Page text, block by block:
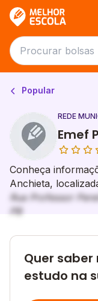
Popular
REDE
Emef
Conheça
Anchieta,
Rua Professor
PB
Quer
estudo na